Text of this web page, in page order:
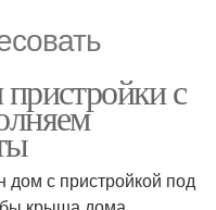
с
дом с пристройкой под